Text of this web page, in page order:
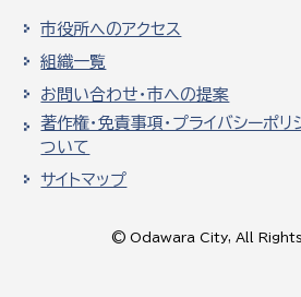
市役所へのアクセス
組織一覧
お問い合わせ・市への提案
著作権・免責事項・プライバシーポリ
ついて
サイトマップ
© Odawara City, All Rights